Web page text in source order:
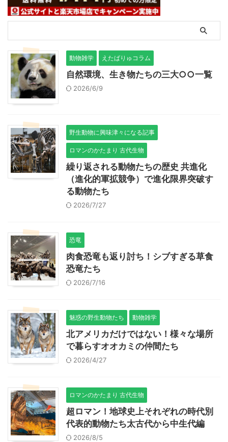
動物雑学 えたばりゅコラム
自然環境、生き物たちの三大○○一覧
2026/6/9
野生動物に興味津々になる記事
ロマンのかたまり 古代生物
繰り返される動物たちの歴史 共進化
（進化的軍拡競争）で進化限界突破す
る動物たち
2026/7/27
恐竜
肉食恐竜も返り討ち！シブすぎる草食
恐竜たち
2026/7/16
魅惑の野生動物たち 動物雑学
北アメリカだけではない！様々な場所
で暮らすオオカミの仲間たち
2026/4/27
ロマンのかたまり 古代生物
超ロマン！地球史上それぞれの時代別
代表的動物たち太古代から中生代編
2026/8/5